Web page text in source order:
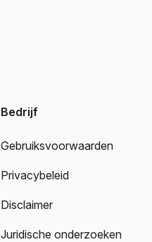
Bedrijf
Gebruiksvoorwaarden
Privacybeleid
Disclaimer
Juridische onderzoeken